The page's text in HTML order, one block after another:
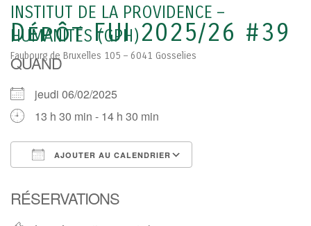
INSTITUT DE LA PROVIDENCE –
HUMANITÉS (GPH)
Faubourg de Bruxelles 105 – 6041 Gosselies
Dépôt FUI 2025/26 #39
QUAND
jeudi 06/02/2025
13 h 30 min - 14 h 30 min
AJOUTER AU CALENDRIER
RÉSERVATIONS